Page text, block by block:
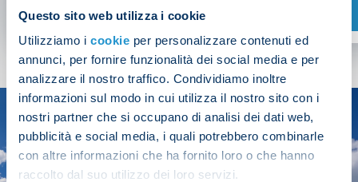
Questo sito web utilizza i cookie
Utilizziamo i cookie per personalizzare contenuti ed
annunci, per fornire funzionalità dei social media e per
analizzare il nostro traffico. Condividiamo inoltre
informazioni sul modo in cui utilizza il nostro sito con i
nostri partner che si occupano di analisi dei dati web,
pubblicità e social media, i quali potrebbero combinarle
con altre informazioni che ha fornito loro o che hanno
raccolto dal suo utilizzo dei loro servizi.
SHOP NOW
SEASON
2025/26